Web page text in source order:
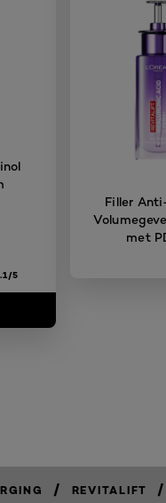
5
Filler
met
CARD
CARD
/ REVITALIFT /